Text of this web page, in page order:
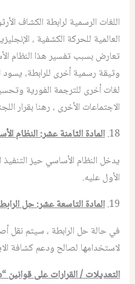
اللغات الرسمية لرابطة الكشاف
العالمية للحركة الكشفية ،
تعارض بسبب تفسير هذا النظام
وثيقة رسمية أخرى للرابطة،
لغات أخرى للترجمة الفورية
الاجتماعات الأخرى ، رهنا بقرار
18. المادة الثامنة عشر: النظام
يدخل النظام الأساسي حيز التنفيذ
الأول عليه.
19. المادة التاسعة عشر:حل
في حالة حل الرابطة ، سيتم نقل
لاستخدامها لصالح ودعم كشافة
التعديلات / القرارات على